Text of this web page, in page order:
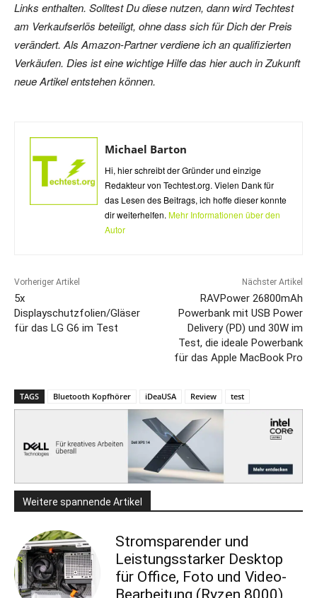
Links enthalten. Solltest Du diese nutzen, dann wird Techtest
am Verkaufserlös beteiligt, ohne dass sich für Dich der Preis
verändert. Als Amazon-Partner verdiene ich an qualifizierten
Verkäufen. Dies ist eine wichtige Hilfe das hier auch in Zukunft
neue Artikel entstehen können.
Michael Barton
Hi, hier schreibt der Gründer und einzige
Redakteur von Techtest.org. Vielen Dank für
das Lesen des Beitrags, ich hoffe dieser konnte
dir weiterhelfen. Mehr Informationen über den
Autor
Vorheriger Artikel
5x
Displayschutzfolien/Gläser
für das LG G6 im Test
Nächster Artikel
RAVPower 26800mAh
Powerbank mit USB Power
Delivery (PD) und 30W im
Test, die ideale Powerbank
für das Apple MacBook Pro
TAGS Bluetooth Kopfhörer iDeaUSA Review test
Weitere spannende Artikel
Stromsparender und
Leistungsstarker Desktop
für Office, Foto und Video-
Bearbeitung (Ryzen 8000)